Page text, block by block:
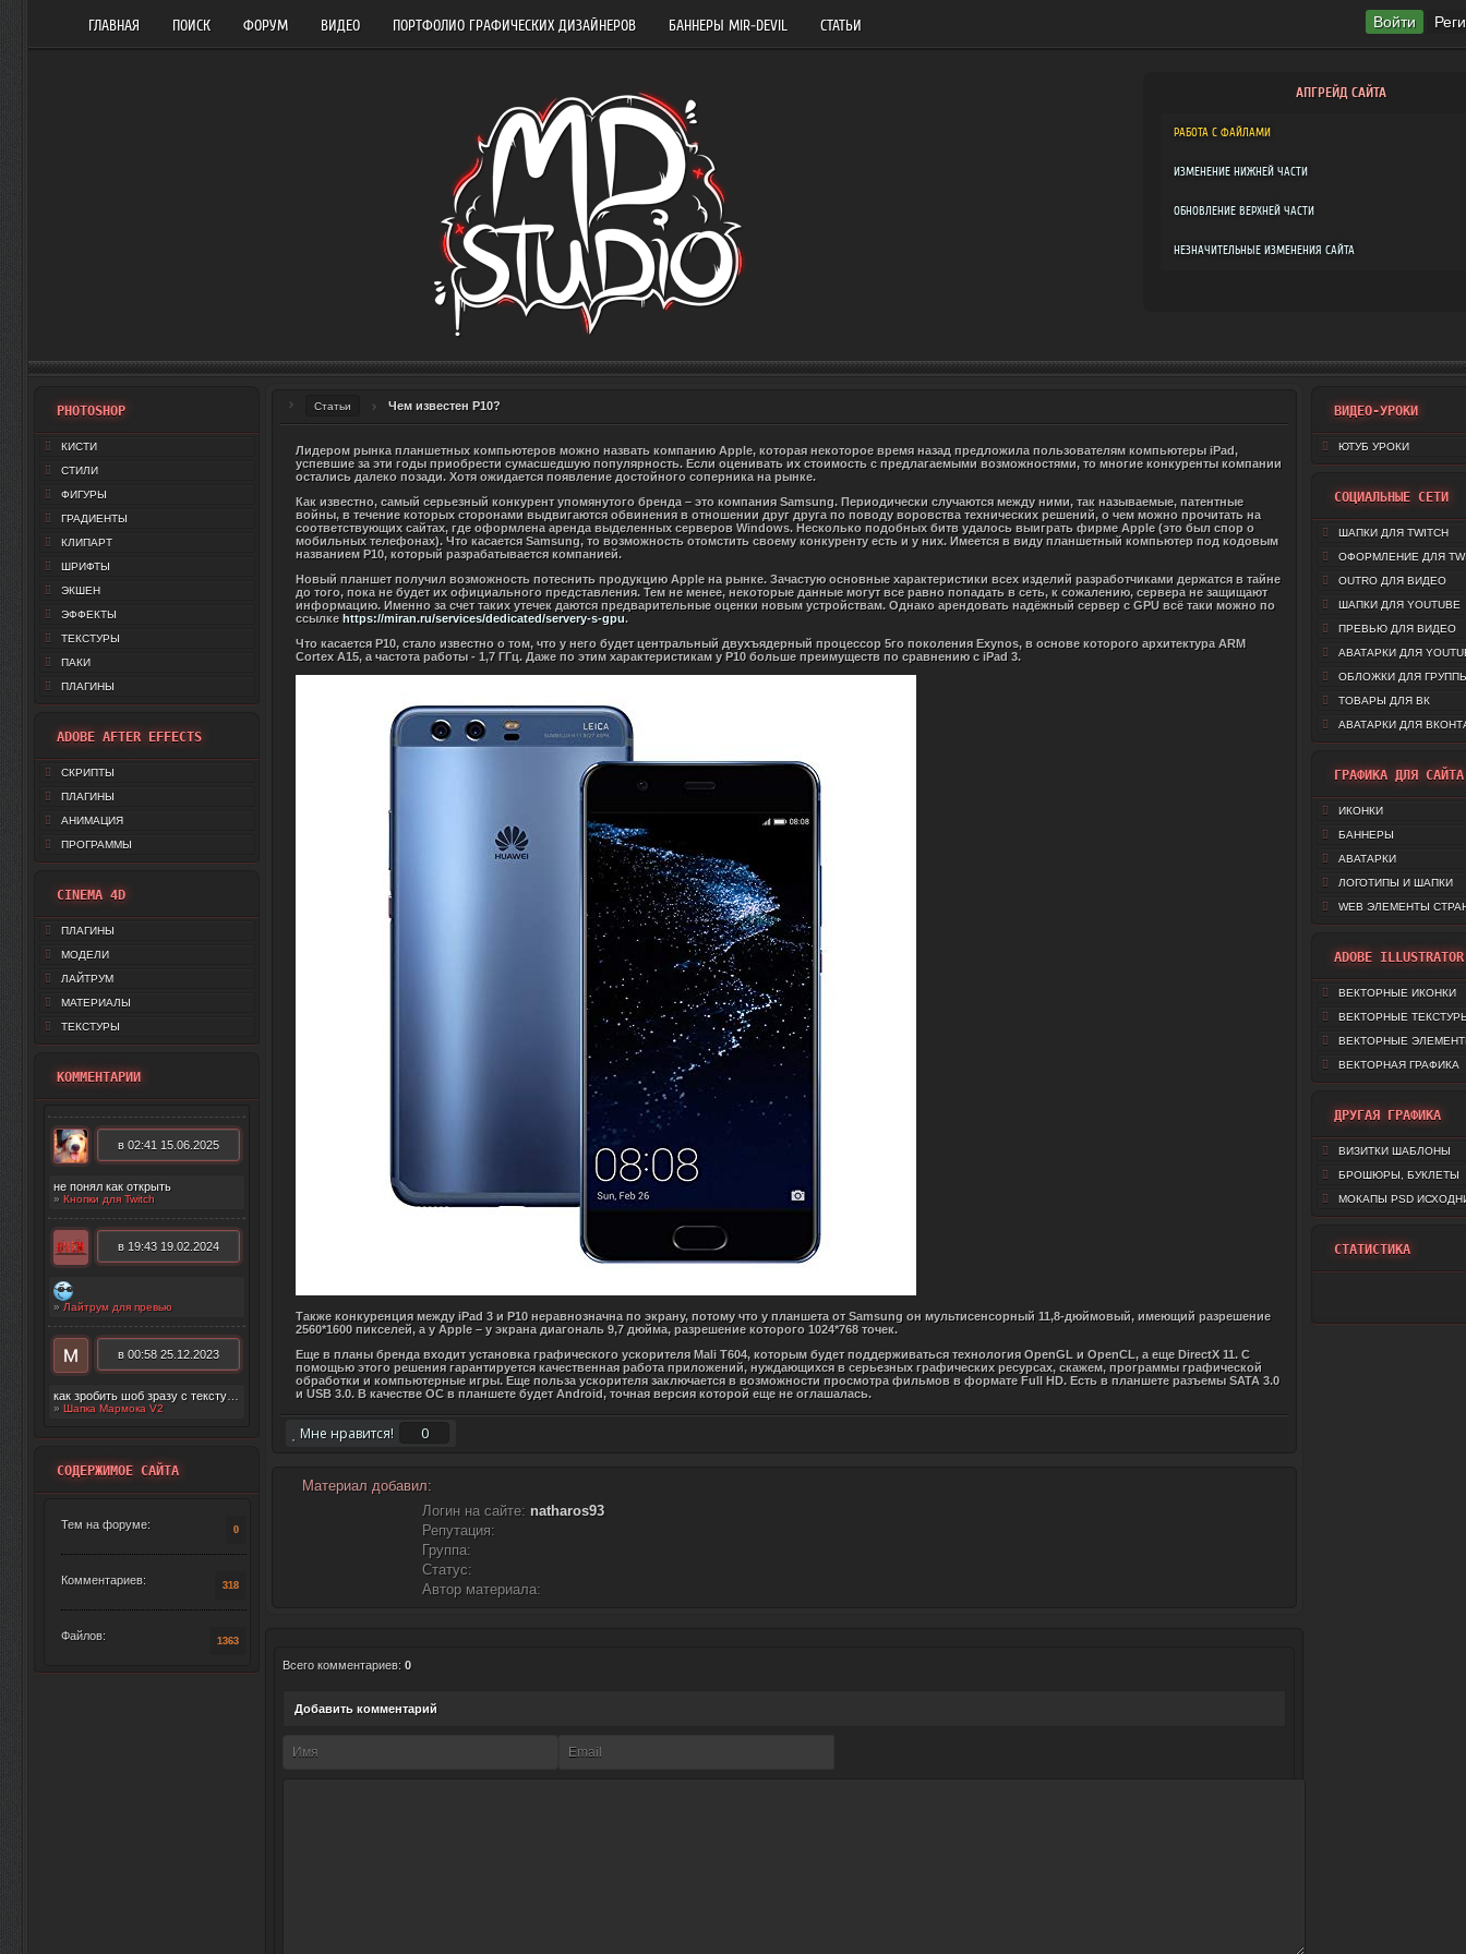
Войти
ГЛАВНАЯ ПОИСК ФОРУМ ВИДЕО ПОРТФОЛИО ГРАФИЧЕСКИХ ДИЗАЙНЕРОВ БАННЕРЫ MIR-DEVIL СТАТЬИ
АПГРЕЙД САЙТА
РАБОТА С ФАЙЛАМИ
ИЗМЕНЕНИЕ НИЖНЕЙ ЧАСТИ
ОБНОВЛЕНИЕ ВЕРХНЕЙ ЧАСТИ
НЕЗНАЧИТЕЛЬНЫЕ ИЗМЕНЕНИЯ САЙТА
ВИДЕО-УРОКИ
ЮТУБ УРОКИ
СОЦИАЛЬНЫЕ СЕТИ
ШАПКИ ДЛЯ TWITCH
ОФОРМЛЕНИЕ ДЛЯ
OUTRO ДЛЯ ВИДЕО
ШАПКИ ДЛЯ YOUTUBE
ПРЕВЬЮ ДЛЯ ВИДЕО
АВАТАРКИ ДЛЯ
ОБЛОЖКИ ДЛЯ
ТОВАРЫ ДЛЯ ВК
АВАТАРКИ ДЛЯ
ГРАФИКА ДЛЯ САЙТА
ИКОНКИ
БАННЕРЫ
АВАТАРКИ
ЛОГОТИПЫ И ШАПКИ
WEB ЭЛЕМЕНТЫ
ADOBE ILLUSTRATOR
ВЕКТОРНЫЕ ИКОНКИ
ВЕКТОРНЫЕ
ВЕКТОРНЫЕ
ВЕКТОРНАЯ ГРАФИКА
ДРУГАЯ ГРАФИКА
ВИЗИТКИ ШАБЛОНЫ
БРОШЮРЫ, БУКЛЕТЫ
МОКАПЫ PSD
СТАТИСТИКА
PHOTOSHOP
КИСТИ
СТИЛИ
ФИГУРЫ
ГРАДИЕНТЫ
КЛИПАРТ
ШРИФТЫ
ЭКШЕН
ЭФФЕКТЫ
ТЕКСТУРЫ
ПАКИ
ПЛАГИНЫ
ADOBE AFTER EFFECTS
СКРИПТЫ
ПЛАГИНЫ
АНИМАЦИЯ
ПРОГРАММЫ
CINEMA 4D
ПЛАГИНЫ
МОДЕЛИ
ЛАЙТРУМ
МАТЕРИАЛЫ
ТЕКСТУРЫ
КОММЕНТАРИИ
в 02:41 15.06.2025
не понял как открыть
» Кнопки для Twitch
в 19:43 19.02.2024
» Лайтрум для превью
в 00:58 25.12.2023
» Шапка Мармока V2
СОДЕРЖИМОЕ САЙТА
Тем на форуме: 0
Комментариев: 318
Файлов: 1363
Статьи Чем известен P10?
Лидером рынка планшетных компьютеров можно назвать компанию Apple, которая некоторое время назад предложила пользователям компьютеры iPad,
успевшие за эти годы приобрести сумасшедшую популярность. Если оценивать их стоимость с предлагаемыми возможностями, то многие конкуренты компании
остались далеко позади. Хотя ожидается появление достойного соперника на рынке.
Как известно, самый серьезный конкурент упомянутого бренда – это компания Samsung. Периодически случаются между ними, так называемые, патентные
войны, в течение которых сторонами выдвигаются обвинения в отношении друг друга по поводу воровства технических решений, о чем можно прочитать на
соответствующих сайтах, где оформлена аренда выделенных серверов Windows. Несколько подобных битв удалось выиграть фирме Apple (это был спор о
мобильных телефонах). Что касается Samsung, то возможность отомстить своему конкуренту есть и у них. Имеется в виду планшетный компьютер под кодовым
названием P10, который разрабатывается компанией.
Новый планшет получил возможность потеснить продукцию Apple на рынке. Зачастую основные характеристики всех изделий разработчиками держатся в тайне
до того, пока не будет их официального представления. Тем не менее, некоторые данные могут все равно попадать в сеть, к сожалению, сервера не защищают
информацию. Именно за счет таких утечек даются предварительные оценки новым устройствам. Однако арендовать надёжный сервер с GPU всё таки можно по
ссылкеhttps://miran.ru/services/dedicated/servery-s-gpu.
Что касается P10, стало известно о том, что у него будет центральный двухъядерный процессор 5го поколения Exynos, в основе которого архитектура ARM
Cortex A15, а частота работы - 1,7 ГГц. Даже по этим характеристикам у P10 больше преимуществ по сравнению с iPad 3.
Также конкуренция между iPad 3 и P10 неравнозначна по экрану, потому что у планшета от Samsung он мультисенсорный 11,8-дюймовый, имеющий разрешение
2560*1600 пикселей, а у Apple – у экрана диагональ 9,7 дюйма, разрешение которого 1024*768 точек.
Еще в планы бренда входит установка графического ускорителя Mali T604, которым будет поддерживаться технология OpenGL и OpenCL, а еще DirectX 11. С
помощью этого решения гарантируется качественная работа приложений, нуждающихся в серьезных графических ресурсах, скажем, программы графической
обработки и компьютерные игры. Еще польза ускорителя заключается в возможности просмотра фильмов в формате Full HD. Есть в планшете разъемы SATA 3.0
и USB 3.0. В качестве ОС в планшете будет Android, точная версия которой еще не оглашалась.
Мне нравится! 0
Материал добавил:
Логин на сайте: natharos93
Репутация:
Группа:
Статус:
Автор материала:
Всего комментариев: 0
Добавить комментарий